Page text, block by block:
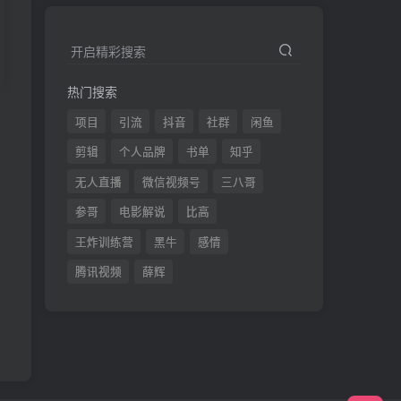
开启精彩搜索
热门搜索
项目 引流 抖音 社群
闲鱼
剪辑
个人品牌 书单
知乎
无人直播
微信视频号
三八哥
参哥
电影解说
比高
王炸训练营
黑牛
感情
腾讯视频
薛辉